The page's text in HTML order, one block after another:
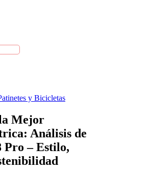
y Bicicletas
Mejor
Análisis de
Pro – Estilo,